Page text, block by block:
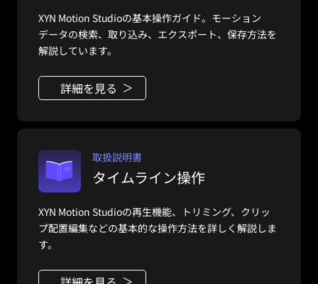
XYN Motion Studioの基本操作ガイド。モーション
データの検索、取り込み、エクスポート、保存方法を
解説しています。
詳細を見る
取扱説明書
タイムライン操作
XYN Motion Studioの再生機能、トリミング、クリッ
プ配置編集などの基本的な操作方法を詳しく解説しま
す。